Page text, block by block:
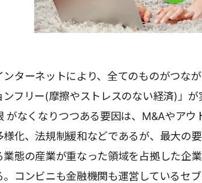
ンターネットにより、全てのものがつな
ンフリー(摩擦やストレスのない経済)」
がなくなりつつある要因は、M&Aやアウ
様化、法規制緩和などであるが、最大の
業態の産業が重なった領域を占拠した企
。コンビニも金融機関も運営しているセ